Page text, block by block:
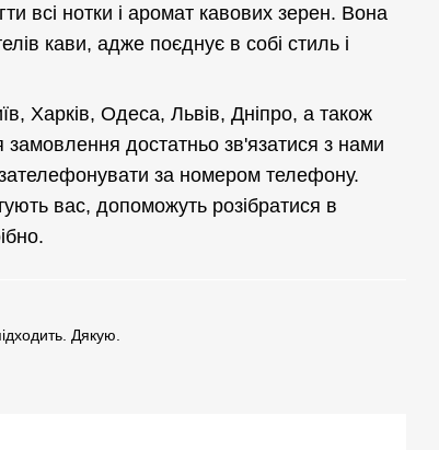
всі нотки і аромат кавових зерен. Вона
кави, адже поєднує в собі стиль і
Харків, Одеса, Львів, Дніпро, а також
замовлення достатньо зв'язатися з нами
за номером телефону.
вас, допоможуть розібратися в
Дякую.